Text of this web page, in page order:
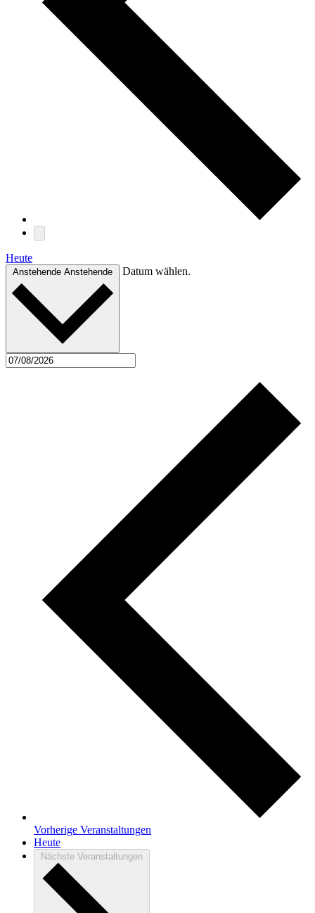
Heute
Anstehende Anstehende Datum wählen.
Vorherige Veranstaltungen
Heute
Nächste Veranstaltungen